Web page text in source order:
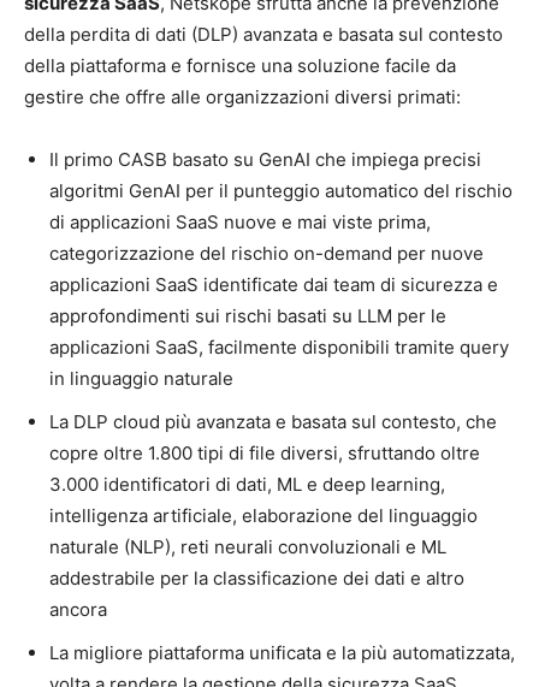
della perdita di dati (DLP) avanzata e basata sul contesto
della piattaforma e fornisce una soluzione facile da
gestire che offre alle organizzazioni diversi primati:
Il primo CASB basato su GenAI che impiega precisi
algoritmi GenAI per il punteggio automatico del rischio
di applicazioni SaaS nuove e mai viste prima,
categorizzazione del rischio on-demand per nuove
applicazioni SaaS identificate dai team di sicurezza e
approfondimenti sui rischi basati su LLM per le
applicazioni SaaS, facilmente disponibili tramite query
in linguaggio naturale
La DLP cloud più avanzata e basata sul contesto, che
copre oltre 1.800 tipi di file diversi, sfruttando oltre
3.000 identificatori di dati, ML e deep learning,
intelligenza artificiale, elaborazione del linguaggio
naturale (NLP), reti neurali convoluzionali e ML
addestrabile per la classificazione dei dati e altro
ancora
La migliore piattaforma unificata e la più automatizzata,